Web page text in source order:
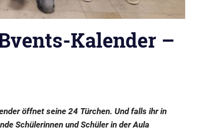
Kalender –
öffnet seine 24 Türchen. Und falls ihr in
Schülerinnen und Schüler in der Aula